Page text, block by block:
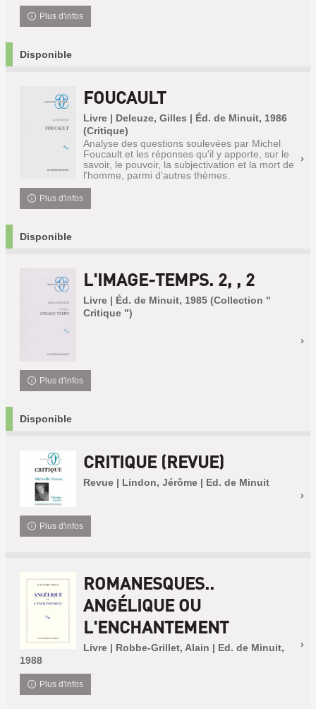
Plus d'infos
Disponible
FOUCAULT
Livre | Deleuze, Gilles | Éd. de Minuit, 1986
(Critique)
Analyse des questions soulevées par Michel
Foucault et les réponses qu'il y apporte, sur le
savoir, le pouvoir, la subjectivation et la mort de
l'homme, parmi d'autres thèmes.
Plus d'infos
Disponible
L'IMAGE-TEMPS. 2, , 2
Livre | Éd. de Minuit, 1985 (Collection "
Critique ")
Plus d'infos
Disponible
CRITIQUE (REVUE)
Revue | Lindon, Jérôme | Ed. de Minuit
Plus d'infos
ROMANESQUES..
ANGÉLIQUE OU
L'ENCHANTEMENT
Livre | Robbe-Grillet, Alain | Ed. de Minuit,
1988
Plus d'infos